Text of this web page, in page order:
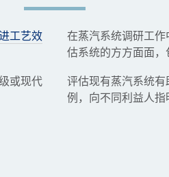
工艺效
或现代
在蒸汽系统调研工
估系统的方方面面，
评估现有蒸汽系统
例，向不同利益人指